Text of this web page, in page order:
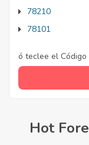
78210
78101
ó teclee el Código
Hot